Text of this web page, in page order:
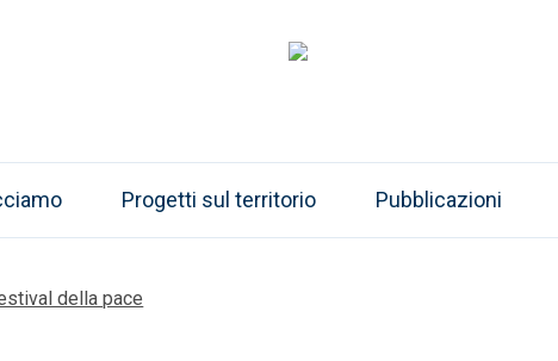
Progetti sul territorio Pubblicazioni
della pace